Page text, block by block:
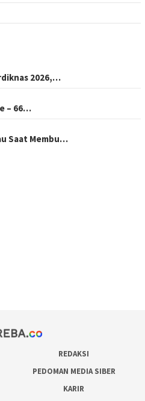
2026,…
– 66…
Saat Membu…
REDAKSI
PEDOMAN MEDIA SIBER
KARIR